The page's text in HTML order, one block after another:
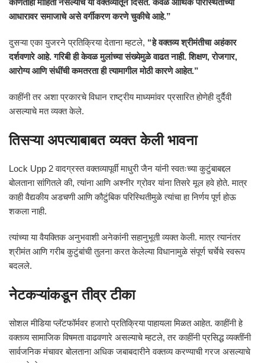
कोणतीही माहिती नसल्याचे या वक्तव्यातून दिसते. केवळ आर्थिक परिस्थितीच्या
आधारावर समाजाचे असे वर्गीकरण करणे चुकीचे आहे.”
दुसऱ्या एका युजरने प्रतिक्रिया देताना म्हटले, “हे वक्तव्य श्रीमंतीचा अहंकार
दर्शवणारे आहे. गरिबी ही केवळ मुलांच्या संख्येमुळे वाढत नाही. शिक्षण, रोजगार,
आरोग्य आणि संधींची कमतरता ही त्यामागील मोठी कारणे आहेत.”
काहींनी तर अशा प्रकारचे विधान राष्ट्रीय माध्यमांवर प्रसारित होणेही दुर्दैवी
असल्याचे मत व्यक्त केले.
तिसऱ्या अपत्याबाबत व्यक्त केली भावना
Lock Upp 2 वादग्रस्त वक्तव्यापूर्वी माधुरी जैन यांनी स्वतःच्या कुटुंबाबद्दल
बोलताना सांगितले की, त्यांना आणि अश्नीर ग्रोवर यांना तिसरे मूल हवे होते. मात्र
काही वैद्यकीय अडचणी आणि कौटुंबिक परिस्थितीमुळे त्यांचा हा निर्णय पूर्ण होऊ
शकला नाही.
त्यांच्या या वैयक्तिक अनुभवाशी अनेकांनी सहानुभूती व्यक्त केली. मात्र त्यानंतर
श्रीमंत आणि गरीब कुटुंबांची तुलना करत केलेल्या विधानामुळे संपूर्ण चर्चेचे स्वरूप
बदलले.
नेटकऱ्यांकडून तीव्र टीका
सोशल मीडिया प्लॅटफॉर्मवर हजारो प्रतिक्रिया पाहायला मिळत आहेत. काहींनी हे
वक्तव्य सामाजिक विषमता वाढवणारे असल्याचे म्हटले, तर काहींनी प्रसिद्ध व्यक्तींनी
सार्वजनिक मंचावर बोलताना अधिक जबाबदारीने वक्तव्य करण्याची गरज असल्याचे